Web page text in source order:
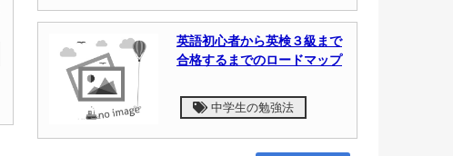
英語初心者から英検３級まで
合格するまでのロードマップ
中学生の勉強法